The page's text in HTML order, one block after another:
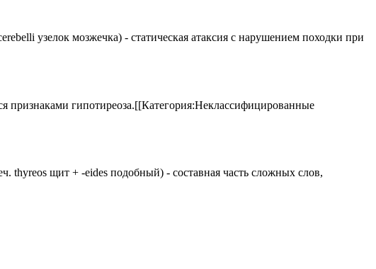
узелок мозжечка) - статическая атаксия с нарушением походки при
признаками гипотиреоза.[[Категория:Неклассифицированные
thyreos щит + -eides подобный) - составная часть сложных слов,